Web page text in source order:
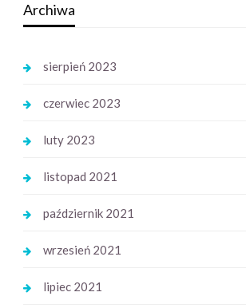
Archiwa
sierpień 2023
czerwiec 2023
luty 2023
listopad 2021
październik 2021
wrzesień 2021
lipiec 2021